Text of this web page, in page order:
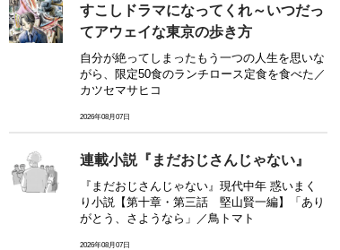
すこしドラマになってくれ～いつだっ
てアウェイな東京の歩き方
自分が絶ってしまったもう一つの人生を思いな
がら、限定50食のランチロース定食を食べた／
カツセマサヒコ
2026年08月07日
連載小説『まだおじさんじゃない』
『まだおじさんじゃない』現代中年 惑いまく
り小説【第十章・第三話 堅山賢一編】「あり
がとう、さようなら」／鳥トマト
2026年08月07日